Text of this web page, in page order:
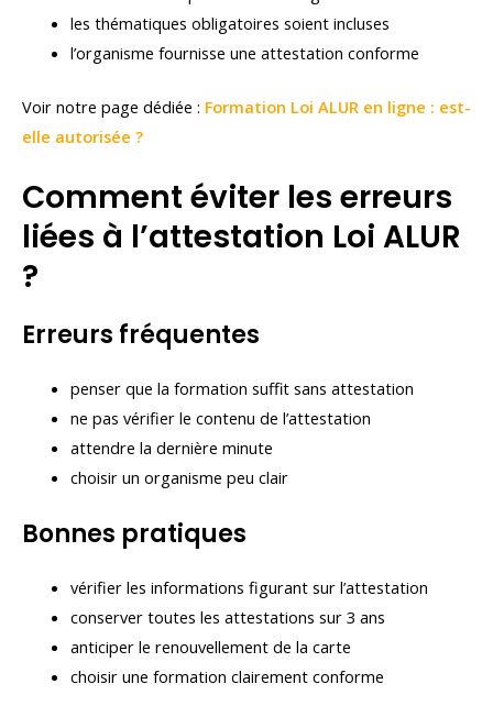
les thématiques obligatoires soient incluses
l’organisme fournisse une attestation conforme
Voir notre page dédiée : Formation Loi ALUR en ligne : est-
elle autorisée ?
Comment éviter les erreurs
liées à l’attestation Loi ALUR
?
Erreurs fréquentes
penser que la formation suffit sans attestation
ne pas vérifier le contenu de l’attestation
attendre la dernière minute
choisir un organisme peu clair
Bonnes pratiques
vérifier les informations figurant sur l’attestation
conserver toutes les attestations sur 3 ans
anticiper le renouvellement de la carte
choisir une formation clairement conforme